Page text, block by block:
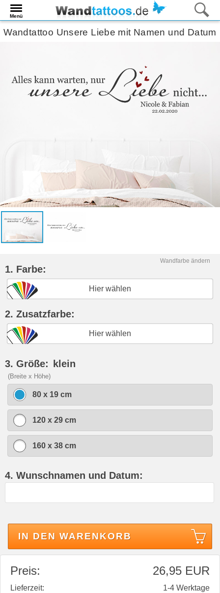
Menü
Wandtattoo Unsere Liebe mit Namen und Datum
Wandfarbe ändern
1. Farbe:
Hier wählen
2. Zusatzfarbe:
Hier wählen
3. Größe: klein
(Breite x Höhe)
80 x 19 cm
120 x 29 cm
160 x 38 cm
4. Wunschnamen und Datum:
IN DEN WARENKORB
Preis: 26,95 EUR
Lieferzeit:
1-4 Werktage